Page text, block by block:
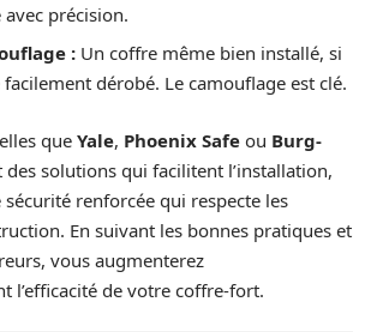
précision.
: Un coffre même bien installé, si
dérobé. Le camouflage est clé.
que Yale, Phoenix Safe ou Burg-
solutions qui facilitent l’installation,
renforcée qui respecte les
En suivant les bonnes pratiques et
vous augmenterez
l’efficacité de votre coffre-fort.